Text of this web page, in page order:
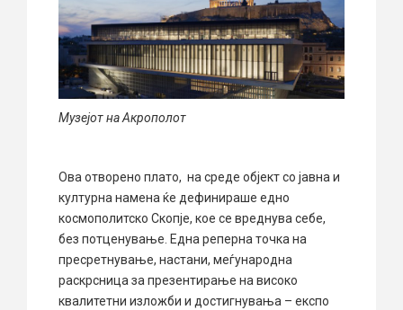
Музејот на Акрополот
Ова отворено плато, на среде објект со јавна и
културна намена ќе дефинираше едно
космополитско Скопје, кое се вреднува себе,
без потценување. Една реперна точка на
пресретнување, настани, меѓународна
раскрсница за презентирање на високо
квалитетни изложби и достигнувања – експо